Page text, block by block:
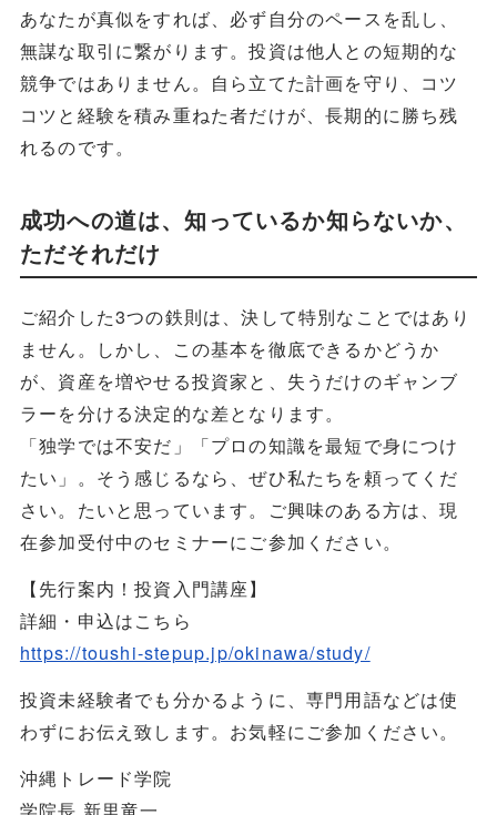
あなたが真似をすれば、必ず自分のペースを乱し、
無謀な取引に繋がります。投資は他人との短期的な
競争ではありません。自ら立てた計画を守り、コツ
コツと経験を積み重ねた者だけが、長期的に勝ち残
れるのです。
成功への道は、知っているか知らないか、
ただそれだけ
ご紹介した3つの鉄則は、決して特別なことではあり
ません。しかし、この基本を徹底できるかどうか
が、資産を増やせる投資家と、失うだけのギャンブ
ラーを分ける決定的な差となります。
「独学では不安だ」「プロの知識を最短で身につけ
たい」。そう感じるなら、ぜひ私たちを頼ってくだ
さい。たいと思っています。ご興味のある方は、現
在参加受付中のセミナーにご参加ください。
【先行案内！投資入門講座】
詳細・申込はこちら
https://toushi-stepup.jp/okinawa/study/
投資未経験者でも分かるように、専門用語などは使
わずにお伝え致します。お気軽にご参加ください。
沖縄トレード学院
学院長 新里竜一